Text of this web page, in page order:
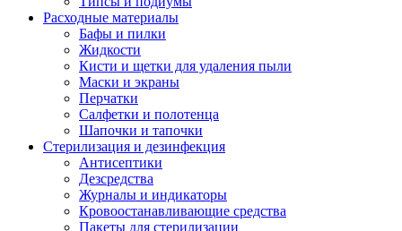
Расходные материалы
Бафы и пилки
Жидкости
Кисти и щетки для удаления пыли
Маски и экраны
Перчатки
Салфетки и полотенца
Шапочки и тапочки
Стерилизация и дезинфекция
Антисептики
Дезсредства
Журналы и индикаторы
Кровоостанавливающие средства
Пакеты для стерилизации